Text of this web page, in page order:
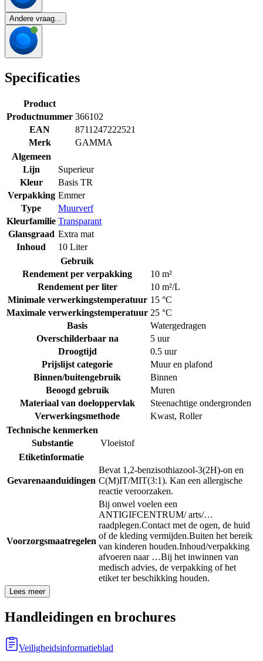
Andere vraag...
Specificaties
Product
Productnummer 366102
EAN
8711247222521
Merk
GAMMA
Algemeen
Lijn
Superieur
Kleur
Basis TR
Verpakking Emmer
Type
Muurverf
Kleurfamilie Transparant
Glansgraad Extra mat
Inhoud
10 Liter
Gebruik
Rendement per verpakking
10 m²
Rendement per liter
10 m²/L
Minimale verwerkingstemperatuur 15 °C
Maximale verwerkingstemperatuur 25 °C
Basis
Watergedragen
Overschilderbaar na
5 uur
Droogtijd
0.5 uur
Prijslijst categorie
Muur en plafond
Binnen/buitengebruik
Binnen
Beoogd gebruik
Muren
Materiaal van doeloppervlak
Steenachtige ondergronden
Verwerkingsmethode
Kwast, Roller
Technische kenmerken
Substantie
Vloeistof
Etiketinformatie
Gevarenaanduidingen
Bevat 1,2-benzisothiazool-3(2H)-on en
C(M)IT/MIT(3:1). Kan een allergische
reactie veroorzaken.
Voorzorgsmaatregelen
Bij onwel voelen een
ANTIGIFCENTRUM/ arts/…
raadplegen.Contact met de ogen, de huid
of de kleding vermijden.Buiten het bereik
van kinderen houden.Inhoud/verpakking
afvoeren naar …Bij het inwinnen van
medisch advies, de verpakking of het
etiket ter beschikking houden.
Lees meer
Handleidingen en brochures
Veiligheidsinformatieblad